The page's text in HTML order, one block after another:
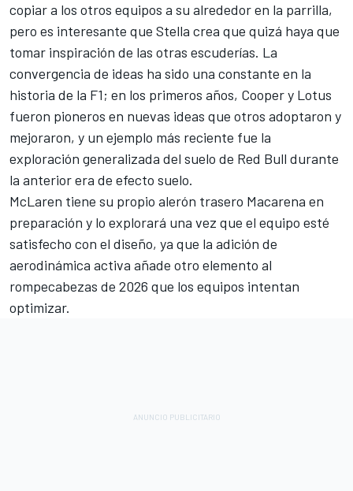
copiar a los otros equipos a su alrededor en la parrilla,
pero es interesante que Stella crea que quizá haya que
tomar inspiración de las otras escuderías. La
convergencia de ideas ha sido una constante en la
historia de la F1; en los primeros años, Cooper y Lotus
fueron pioneros en nuevas ideas que otros adoptaron y
mejoraron, y un ejemplo más reciente fue la
exploración generalizada del suelo de Red Bull durante
la anterior era de efecto suelo.
McLaren tiene su propio alerón trasero Macarena en
preparación y lo explorará una vez que el equipo esté
satisfecho con el diseño, ya que la adición de
aerodinámica activa añade otro elemento al
rompecabezas de 2026 que los equipos intentan
optimizar.